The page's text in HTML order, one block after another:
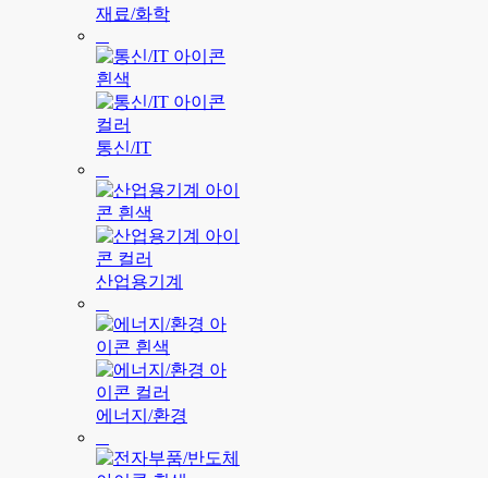
재료/화학
통신/IT
산업용기계
에너지/환경